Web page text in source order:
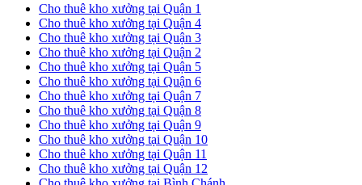
Cho thuê kho xưởng tại Quận 1
Cho thuê kho xưởng tại Quận 4
Cho thuê kho xưởng tại Quận 3
Cho thuê kho xưởng tại Quận 2
Cho thuê kho xưởng tại Quận 5
Cho thuê kho xưởng tại Quận 6
Cho thuê kho xưởng tại Quận 7
Cho thuê kho xưởng tại Quận 8
Cho thuê kho xưởng tại Quận 9
Cho thuê kho xưởng tại Quận 10
Cho thuê kho xưởng tại Quận 11
Cho thuê kho xưởng tại Quận 12